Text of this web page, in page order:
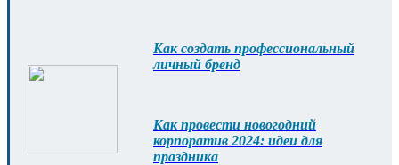
Как создать профессиональный
личный бренд
Как провести новогодний
корпоратив 2024: идеи для
праздника